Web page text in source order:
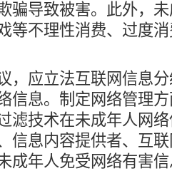
骗导致被害。此外，
等不理性消费、过度
应立法互联网信息分
信息。制定网络管理
滤技术在未成年人网
信息内容提供者、互
成年人免受网络有害